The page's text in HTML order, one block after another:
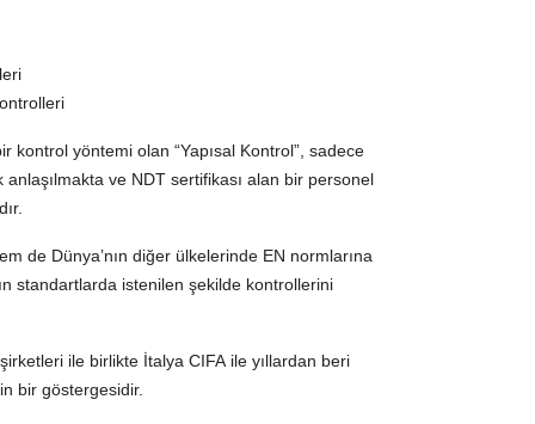
kontrol yöntemi olan “Yapısal Kontrol”, sadece
ve NDT sertifikası alan bir personel
de Dünya’nın diğer ülkelerinde EN normlarına
standartlarda istenilen şekilde kontrollerini
ile birlikte İtalya CIFA ile yıllardan beri
bir göstergesidir.